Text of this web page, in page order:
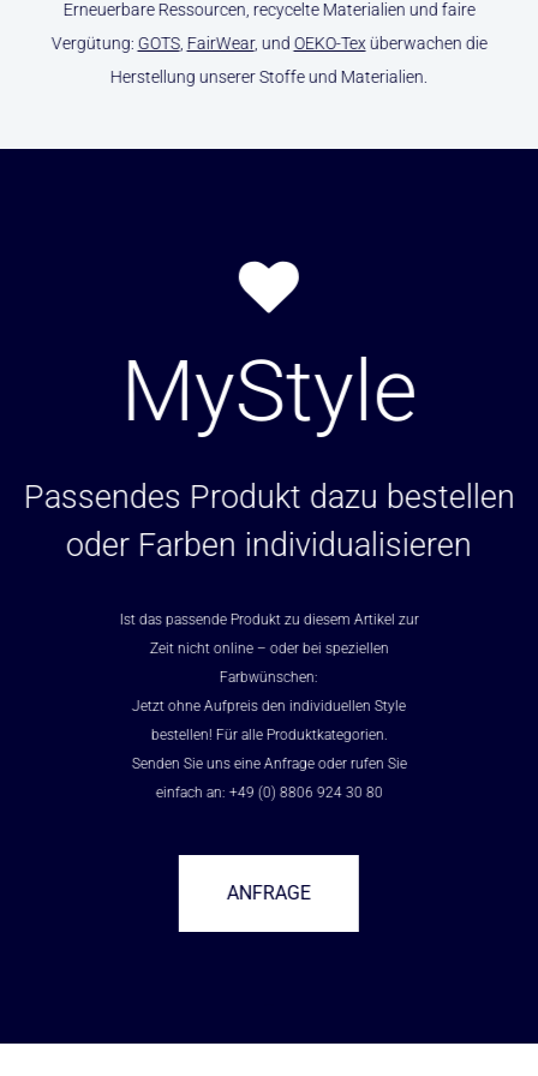
Erneuerbare Ressourcen, recycelte Materialien und faire
Vergütung: GOTS, FairWear, und OEKO-Texüberwachen die
Herstellung unserer Stoffe und Materialien.
MyStyle
Passendes Produkt dazu bestellen
oder Farben individualisieren
Ist das passende Produkt zu diesem Artikel zur
Zeit nicht online – oder bei speziellen
Farbwünschen:
Jetzt ohne Aufpreis den individuellen Style
bestellen! Für alle Produktkategorien.
Senden Sie uns eine Anfrage oder rufen Sie
einfach an: +49 (0) 8806 924 30 80
ANFRAGE